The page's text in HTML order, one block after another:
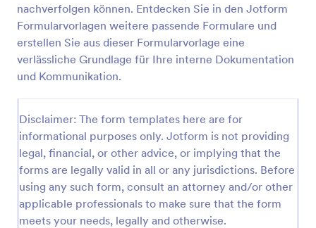
nachverfolgen können. Entdecken Sie in den Jotform
Formularvorlagen weitere passende Formulare und
erstellen Sie aus dieser Formularvorlage eine
verlässliche Grundlage für Ihre interne Dokumentation
und Kommunikation.
Disclaimer: The form templates here are for
informational purposes only. Jotform is not providing
legal, financial, or other advice, or implying that the
forms are legally valid in all or any jurisdictions. Before
using any such form, consult an attorney and/or other
applicable professionals to make sure that the form
meets your needs, legally and otherwise.
psychische Gesundheit ihrer Patienten zu
beurteilen.
Go to Category:
Medizinische Einverständniserklärungen
Vorlage verwenden
Vorschau